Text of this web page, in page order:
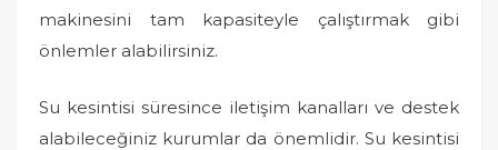
makinesini tam kapasiteyle çalıştırmak gibi
önlemler alabilirsiniz.
Su kesintisi süresince iletişim kanalları ve destek
alabileceğiniz kurumlar da önemlidir. Su kesintisi